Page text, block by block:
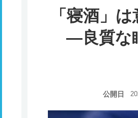
「寝酒」
―良質な
公開日